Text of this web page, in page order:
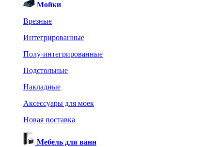
Мойки
Врезные
Интегрированные
Полу-интегрированные
Подстольные
Накладные
Аксессуары для моек
Новая поставка
Мебель для ванн